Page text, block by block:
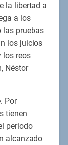
la libertad a
a los
las pruebas
los juicios
los reos
Néstor
Por
tienen
periodo
alcanzado